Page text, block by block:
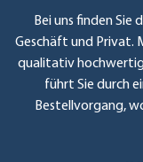
Bei uns finden Sie
Geschäft und Privat.
qualitativ
führt Sie durch
Bestellvorgang,